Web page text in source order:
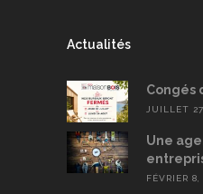
Actualités
Congés
JUILLET
Une
FÉVRIER 8,